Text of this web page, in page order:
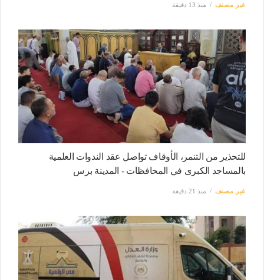
غير مصنف منذ 13 دقيقة
للتحذير من التنمر، الأوقاف تواصل عقد الندوات العلمية
بالمساجد الكبرى في المحافظات - المدينة برس
غير مصنف منذ 21 دقيقة